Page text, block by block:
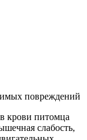
повреждений
крови питомца
слабость,